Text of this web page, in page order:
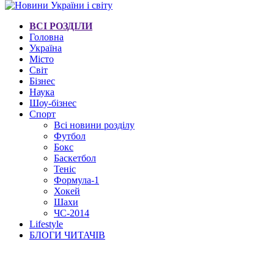
ВСІ РОЗДІЛИ
Головна
Україна
Місто
Світ
Бізнес
Наука
Шоу-бізнес
Спорт
Всі новини розділу
Футбол
Бокс
Баскетбол
Теніс
Формула-1
Хокей
Шахи
ЧС-2014
Lifestyle
БЛОГИ ЧИТАЧІВ